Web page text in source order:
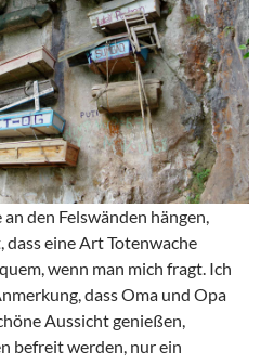
den Felswänden hängen,
eine Art Totenwache
wenn man mich fragt. Ich
dass Oma und Opa
Aussicht genießen,
befreit werden, nur ein